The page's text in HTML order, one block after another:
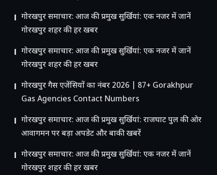
गोरखपुर समाचार: आज की प्रमुख सुर्खियां: एक नजर में जानें
गोरखपुर शहर की हर खबर
गोरखपुर समाचार: आज की प्रमुख सुर्खियां: एक नजर में जानें
गोरखपुर शहर की हर खबर
गोरखपुर गैस एजेंसियों का नंबर 2026 | 87+ Gorakhpur
Gas Agencies Contact Numbers
गोरखपुर समाचार: आज की प्रमुख सुर्खियां: राजघाट पुल की ओर
आवागमन पर बड़ा अपडेट और बाकी खबरें
गोरखपुर समाचार: आज की प्रमुख सुर्खियां: एक नजर में जानें
गोरखपुर शहर की हर खबर